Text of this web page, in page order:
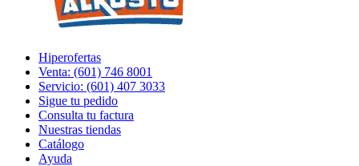
Hiperofertas
Venta: (601) 746 8001
Servicio: (601) 407 3033
Sigue tu pedido
Consulta tu factura
Nuestras tiendas
Catálogo
Ayuda